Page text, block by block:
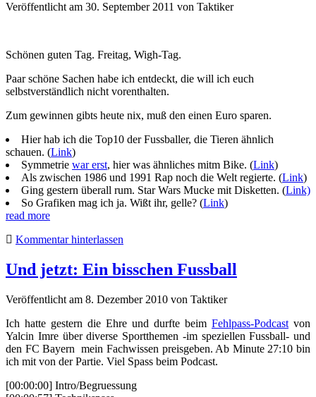
Veröffentlicht am 30. September 2011 von Taktiker
Schönen guten Tag. Freitag, Wigh-Tag.
Paar schöne Sachen habe ich entdeckt, die will ich euch
selbstverständlich nicht vorenthalten.
Zum gewinnen gibts heute nix, muß den einen Euro sparen.
Hier hab ich die Top10 der Fussballer, die Tieren ähnlich
schauen. (Link)
Symmetrie war erst, hier was ähnliches mitm Bike. (Link)
Als zwischen 1986 und 1991 Rap noch die Welt regierte. (Link)
Ging gestern überall rum. Star Wars Mucke mit Disketten. (Link)
So Grafiken mag ich ja. Wißt ihr, gelle? (Link)
read more
Kommentar hinterlassen
Und jetzt: Ein bisschen Fussball
Veröffentlicht am 8. Dezember 2010 von Taktiker
Ich hatte gestern die Ehre und durfte beim Fehlpass-Podcast von
Yalcin Imre über diverse Sportthemen -im speziellen Fussball- und
den FC Bayern mein Fachwissen preisgeben. Ab Minute 27:10 bin
ich mit von der Partie. Viel Spass beim Podcast.
[00:00:00] Intro/Begruessung